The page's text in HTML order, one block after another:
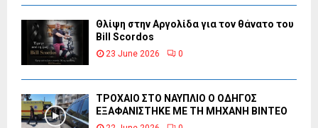
Θλίψη στην Αργολίδα για τον θάνατο του
Bill Scordos
23 June 2026 0
ΤΡΟΧΑΙΟ ΣΤΟ ΝΑΥΠΛΙΟ Ο ΟΔΗΓΟΣ
ΕΞΑΦΑΝΙΣΤΗΚΕ ΜΕ ΤΗ ΜΗΧΑΝΗ ΒΙΝΤΕΟ